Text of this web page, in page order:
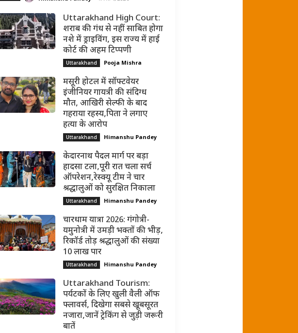
Uttarakhand High Court:
शराब की गंध से नहीं साबित होगा
नशे में ड्राइविंग, इस राज्य में हाई
कोर्ट की अहम टिप्पणी
Uttarakhand Pooja Mishra
मसूरी होटल में सॉफ्टवेयर
इंजीनियर गायत्री की संदिग्ध
मौत, आखिरी सेल्फी के बाद
गहराया रहस्य,पिता ने लगाए
हत्या के आरोप
Uttarakhand Himanshu Pandey
केदारनाथ पैदल मार्ग पर बड़ा
हादसा टला,पूरी रात चला सर्च
ऑपरेशन,रेस्क्यू टीम ने चार
श्रद्धालुओं को सुरक्षित निकाला
Uttarakhand Himanshu Pandey
चारधाम यात्रा 2026: गंगोत्री-
यमुनोत्री में उमड़ी भक्तों की भीड़,
रिकॉर्ड तोड़ श्रद्धालुओं की संख्या
10 लाख पार
Uttarakhand Himanshu Pandey
Uttarakhand Tourism:
पर्यटकों के लिए खुली वैली ऑफ
फ्लावर्स, दिखेगा सबसे खूबसूरत
नजारा,जानें ट्रेकिंग से जुड़ी जरूरी
बातें